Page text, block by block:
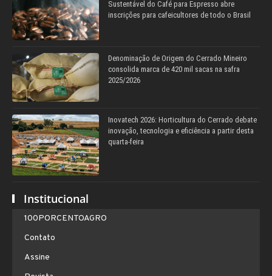
Sustentável do Café para Espresso abre
inscrições para cafeicultores de todo o Brasil
Denominação de Origem do Cerrado Mineiro
consolida marca de 420 mil sacas na safra
2025/2026
Inovatech 2026: Horticultura do Cerrado debate
inovação, tecnologia e eficiência a partir desta
quarta-feira
Institucional
100PORCENTOAGRO
Contato
Assine